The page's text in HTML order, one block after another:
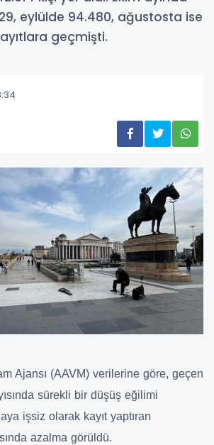
eylülde 94.480, ağustosta ise
geçmişti.
Ajansı (AAVM) verilerine göre, geçen
sürekli bir düşüş eğilimi
işsiz olarak kayıt yaptıran
azalma görüldü.